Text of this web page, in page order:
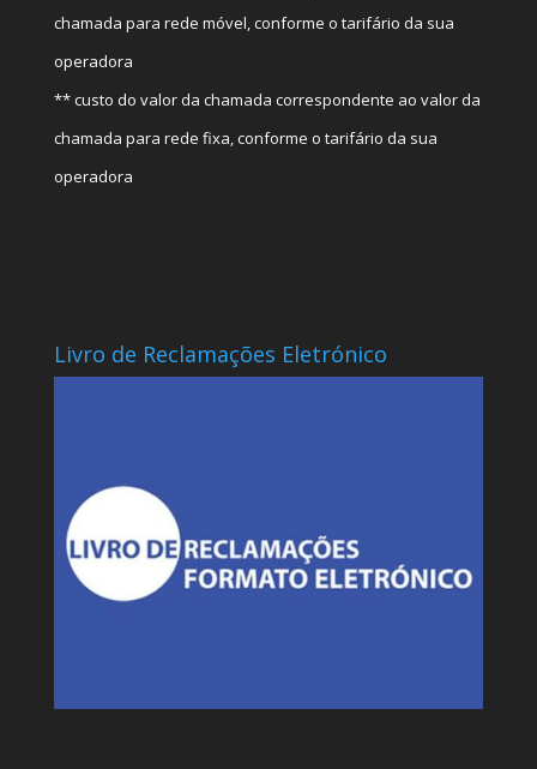
chamada para rede móvel, conforme o tarifário da sua
operadora
** custo do valor da chamada correspondente ao valor da
chamada para rede fixa, conforme o tarifário da sua
operadora
Livro de Reclamações Eletrónico